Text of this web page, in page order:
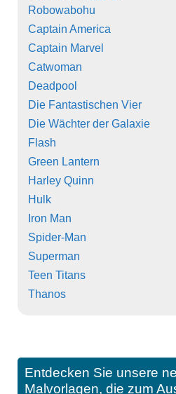
Robowabohu
Captain America
Captain Marvel
Catwoman
Deadpool
Die Fantastischen Vier
Die Wächter der Galaxie
Flash
Green Lantern
Harley Quinn
Hulk
Iron Man
Spider-Man
Superman
Teen Titans
Thanos
Entdecken Sie unsere
Malvorlagen, die zum